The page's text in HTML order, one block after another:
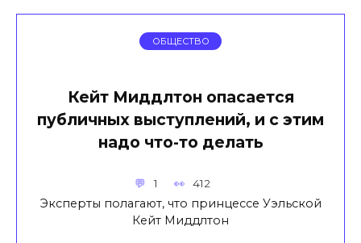
ОБЩЕСТВО
Кейт Миддлтон опасается
публичных выступлений, и с этим
надо что-то делать
1 412
Эксперты полагают, что принцессе Уэльской
Кейт Миддлтон